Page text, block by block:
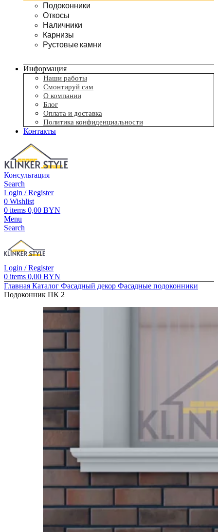
Подоконники
Откосы
Наличники
Карнизы
Рустовые камни
Информация
Наши работы
Смонтируй сам
О компании
Блог
Оплата и доставка
Политика конфиденциальности
Контакты
Консультация
Search
Login / Register
0 Wishlist
0 items 0,00 BYN
Menu
Search
Login / Register
0 items 0,00 BYN
Главная Каталог Фасадный декор Фасадные подоконники
Подоконник ПК 2